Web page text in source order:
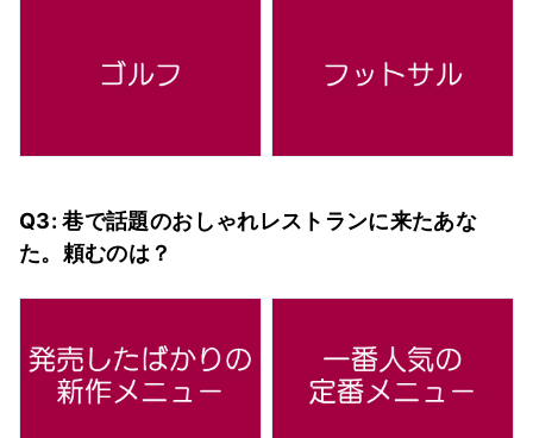
Q3: 巷で話題のおしゃれレストランに来たあな
た。頼むのは？